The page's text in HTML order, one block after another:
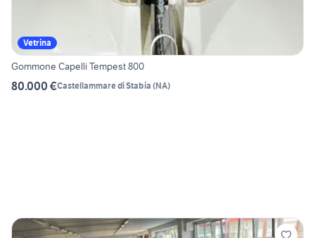
Vetrina
Gommone Capelli Tempest 800
80.000 €Castellammare di Stabia (NA)